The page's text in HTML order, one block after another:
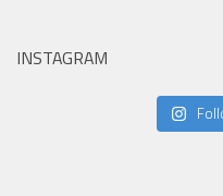
INSTAGRAM